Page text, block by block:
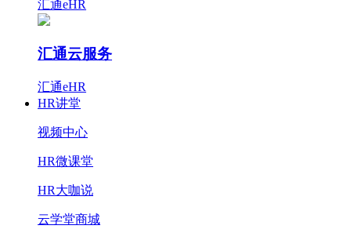
汇通eHR
汇通云服务
汇通eHR
HR讲堂
视频中心
HR微课堂
HR大咖说
云学堂商城